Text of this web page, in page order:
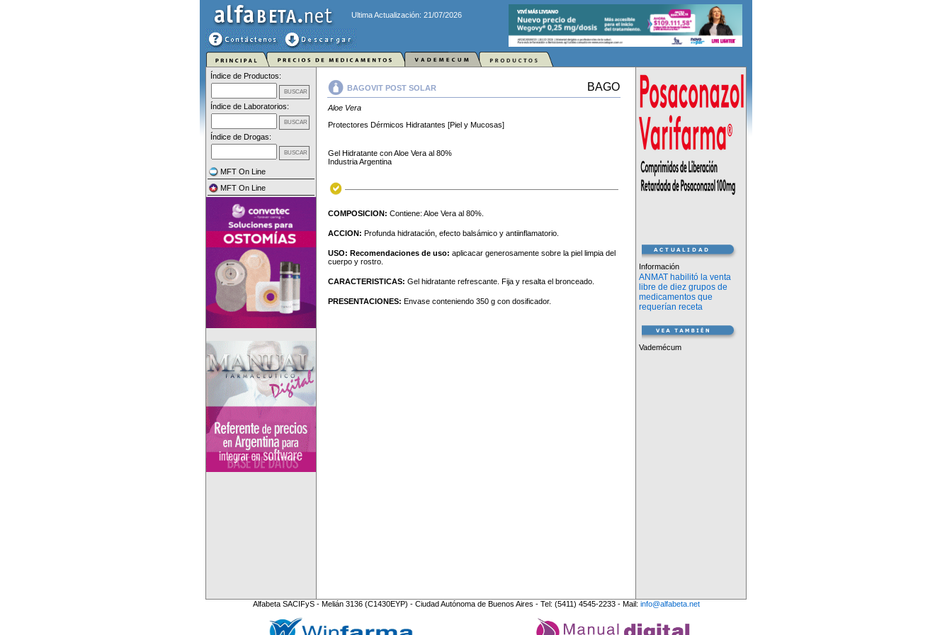
Ultima Actualización: 21/07/2026
Índice de Productos:
Índice de Laboratorios:
Índice de Drogas:
MFT On Line
MFT On Line
BAGOVIT POST SOLAR BAGO
Aloe Vera
Protectores Dérmicos Hidratantes [Piel y Mucosas]
Gel Hidratante con Aloe Vera al 80%
Industria Argentina
COMPOSICION: Contiene: Aloe Vera al 80%.
ACCION: Profunda hidratación, efecto balsámico y antiinflamatorio.
USO: Recomendaciones de uso: aplicacar generosamente sobre la piel limpia del
cuerpo y rostro.
CARACTERISTICAS: Gel hidratante refrescante. Fija y resalta el bronceado.
PRESENTACIONES: Envase conteniendo 350 g con dosificador.
Información
ANMAT habilitó la venta
libre de diez grupos de
medicamentos que
requerían receta
Vademécum
Alfabeta SACIFyS - Melián 3136 (C1430EYP) - Ciudad Autónoma de Buenos Aires - Tel: (5411) 4545-2233 - Mail: info@alfabeta.net